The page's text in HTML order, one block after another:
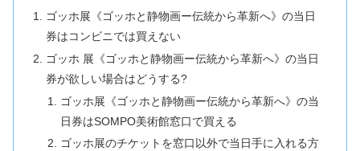
ゴッホ展《ゴッホと静物画ー伝統から革新へ》の当日
券はコンビニでは買えない
ゴッホ 展《ゴッホと静物画ー伝統から革新へ》の当日
券が欲しい場合はどうする?
ゴッホ展《ゴッホと静物画ー伝統から革新へ》の当
日券はSOMPO美術館窓口で買える
ゴッホ展のチケットを窓口以外で当日手に入れる方